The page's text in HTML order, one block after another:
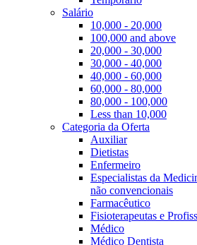
Salário
10,000 - 20,000
100,000 and above
20,000 - 30,000
30,000 - 40,000
40,000 - 60,000
60,000 - 80,000
80,000 - 100,000
Less than 10,000
Categoria da Oferta
Auxiliar
Dietistas
Enfermeiro
Especialistas da
não convencionais
Farmacêutico
Fisioterapeutas e
Médico
Médico Dentista